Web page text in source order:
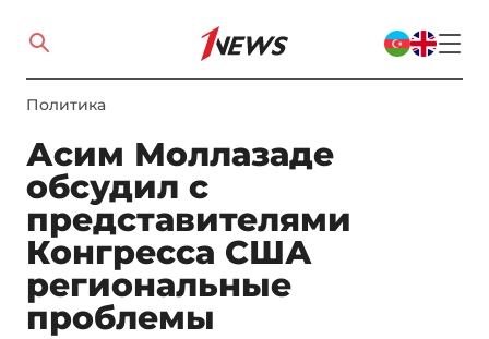
Политика
Асим Моллазаде
обсудил с
представителями
Конгресса США
региональные
проблемы